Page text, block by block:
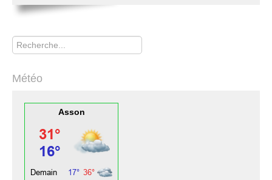
Rechercher
Météo
Asson